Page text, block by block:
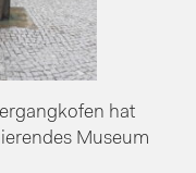
hat
Museum